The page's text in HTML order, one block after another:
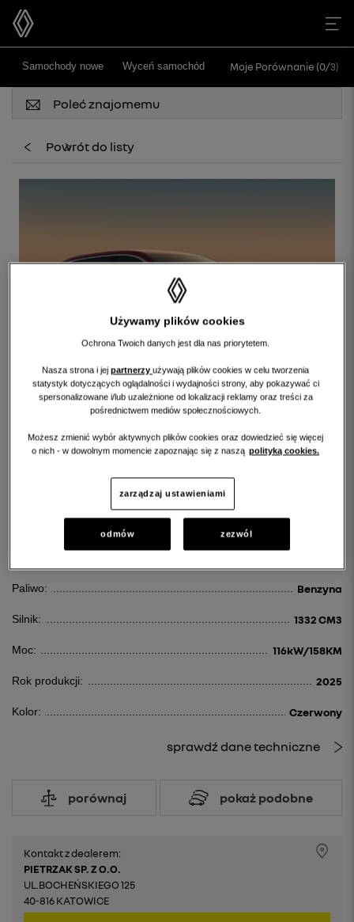
Samochody nowe Wyceń samochód Moje Porównanie (0/3)
Powrót do listy
Poleć znajomemu
RENAULT AUSTRAL
AUSTRAL 1.3 TCE MHEV EVOLUTION AUT
133 760 PLN
Paliwo: Benzyna
Silnik: 1332 CM3
Moc: 116kW/158KM
Rok produkcji: 2025
Kolor: Czerwony
sprawdź dane techniczne
porównaj pokaż podobne
Kontakt z dealerem:
PIETRZAK SP. Z O.O.
UL.BOCHEŃSKIEGO 125
40-816 KATOWICE
Używamy plików cookies
Ochrona Twoich danych jest dla nas priorytetem.
Nasza strona i jej partnerzy używają plików cookies w celu tworzenia
statystyk dotyczących oglądalności i wydajności strony, aby pokazywać ci
spersonalizowane i/lub uzależnione od lokalizacji reklamy oraz treści za
pośrednictwem mediów społecznościowych.
Możesz zmienić wybór aktywnych plików cookies oraz dowiedzieć się więcej
o nich - w dowolnym momencie zapoznając się z naszą polityką cookies.
zarządzaj ustawieniami
odmów zezwól